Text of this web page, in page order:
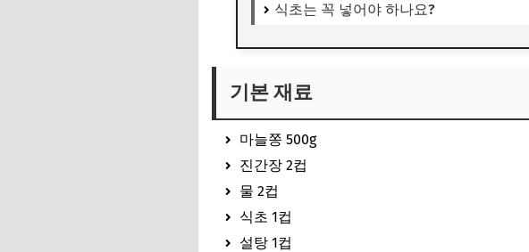
식초는 꼭 넣어야 하나요?
기본 재료
마늘쫑 500g
진간장 2컵
물 2컵
식초 1컵
설탕 1컵